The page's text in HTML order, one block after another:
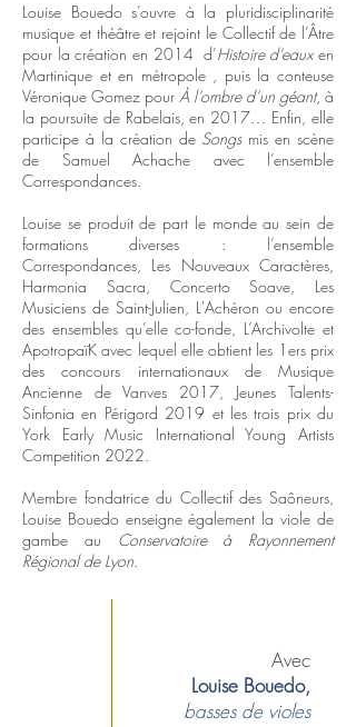
Louise Bouedo s’ouvre à la pluridisciplinarité
musique et théâtre et rejoint le Collectif de l’Âtre
pour la création en 2014 d’Histoire d’eauxen
Martinique et en métropole , puis la conteuse
Véronique Gomez pour À l’ombre d’un géant, à
la poursuite de Rabelais, en 2017… Enfin, elle
participe à la création de Songsmis en scène
de Samuel Achache avec l’ensemble
Correspondances.
Louise se produit de part le monde au sein de
formations diverses : l’ensemble
Correspondances, Les Nouveaux Caractères,
Harmonia Sacra, Concerto Soave, Les
Musiciens de Saint-Julien, L'Achéron ou encore
des ensembles qu’elle co-fonde, L’Archivolte et
ApotropaïK avec lequel elle obtient les 1ers prix
des concours internationaux de Musique
Ancienne de Vanves 2017, Jeunes Talents-
Sinfonia en Périgord 2019 et les trois prix du
York Early Music International Young Artists
Competition 2022.
Membre fondatrice du Collectif des Saôneurs,
Louise Bouedo enseigne également la viole de
gambe au Conservatoire à Rayonnement
Régional de Lyon.
Avec
Louise Bouedo,
basses de violes